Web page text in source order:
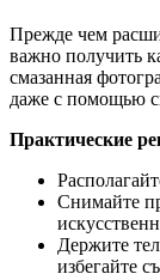
Прежде чем
важно получить
смазанная
даже с помощью
Практические
Снимайте
Держите
избегайте